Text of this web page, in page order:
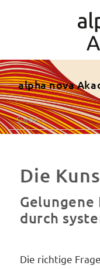
zur
Fusszeile
zur
Suche
alpha nova
Suche
nach:
Die
durch
Die richtige